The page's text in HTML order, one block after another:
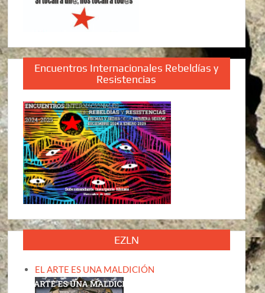
Encuentros Internacionales Rebeldías y
Resistencias
EZLN
EL ARTE ES UNA MALDICIÓN